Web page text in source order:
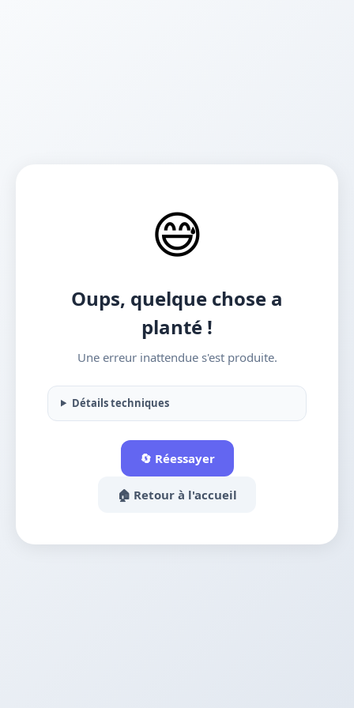
😅
Oups, quelque chose a
planté !
Une erreur inattendue s'est produite.
Détails techniques
🔄 Réessayer
🏠 Retour à l'accueil